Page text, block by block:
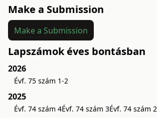
Make a Submission
Make a Submission
Lapszámok éves bontásban
2026
Évf. 75 szám 1-2
2025
Évf. 74 szám 4Évf. 74 szám 3Évf. 74 szám 2